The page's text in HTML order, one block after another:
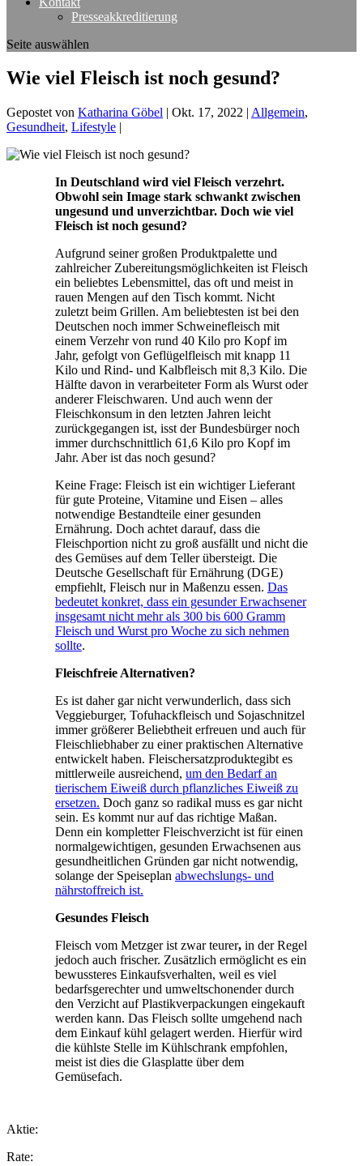
Presseakkreditierung
Seite auswählen
Wie viel Fleisch ist noch gesund?
Gepostet von Katharina Göbel | Okt. 17, 2022 | Allgemein,
Gesundheit, Lifestyle |
In Deutschland wird viel Fleisch verzehrt.
Obwohl sein Image stark schwankt zwischen
ungesund und unverzichtbar. Doch wie viel
Fleisch ist noch gesund?
Aufgrund seiner großen Produktpalette und
zahlreicher Zubereitungsmöglichkeiten ist Fleisch
ein beliebtes Lebensmittel, das oft und meist in
rauen Mengen auf den Tisch kommt. Nicht
zuletzt beim Grillen. Am beliebtesten ist bei den
Deutschen noch immer Schweinefleisch mit
einem Verzehr von rund 40 Kilo pro Kopf im
Jahr, gefolgt von Geflügelfleisch mit knapp 11
Kilo und Rind- und Kalbfleisch mit 8,3 Kilo. Die
Hälfte davon in verarbeiteter Form als Wurst oder
anderer Fleischwaren. Und auch wenn der
Fleischkonsum in den letzten Jahren leicht
zurückgegangen ist, isst der Bundesbürger noch
immer durchschnittlich 61,6 Kilo pro Kopf im
Jahr. Aber ist das noch gesund?
Keine Frage: Fleisch ist ein wichtiger Lieferant
für gute Proteine, Vitamine und Eisen – alles
notwendige Bestandteile einer gesunden
Ernährung. Doch achtet darauf, dass die
Fleischportion nicht zu groß ausfällt und nicht die
des Gemüses auf dem Teller übersteigt. Die
Deutsche Gesellschaft für Ernährung (DGE)
empfiehlt, Fleisch nur in Maßenzu essen. Das
bedeutet konkret, dass ein gesunder Erwachsener
insgesamt nicht mehr als 300 bis 600 Gramm
Fleisch und Wurst pro Woche zu sich nehmen
sollte.
Fleischfreie Alternativen?
Es ist daher gar nicht verwunderlich, dass sich
Veggieburger, Tofuhackfleisch und Sojaschnitzel
immer größerer Beliebtheit erfreuen und auch für
Fleischliebhaber zu einer praktischen Alternative
entwickelt haben. Fleischersatzproduktegibt es
mittlerweile ausreichend, um den Bedarf an
tierischem Eiweiß durch pflanzliches Eiweiß zu
ersetzen. Doch ganz so radikal muss es gar nicht
sein. Es kommt nur auf das richtige Maßan.
Denn ein kompletter Fleischverzicht ist für einen
normalgewichtigen, gesunden Erwachsenen aus
gesundheitlichen Gründen gar nicht notwendig,
solange der Speiseplan abwechslungs- und
nährstoffreich ist.
Gesundes Fleisch
Fleisch vom Metzger ist zwar teurer, in der Regel
jedoch auch frischer. Zusätzlich ermöglicht es ein
bewussteres Einkaufsverhalten, weil es viel
bedarfsgerechter und umweltschonender durch
den Verzicht auf Plastikverpackungen eingekauft
werden kann. Das Fleisch sollte umgehend nach
dem Einkauf kühl gelagert werden. Hierfür wird
die kühlste Stelle im Kühlschrank empfohlen,
meist ist dies die Glasplatte über dem
Gemüsefach.
Aktie:
Rate: